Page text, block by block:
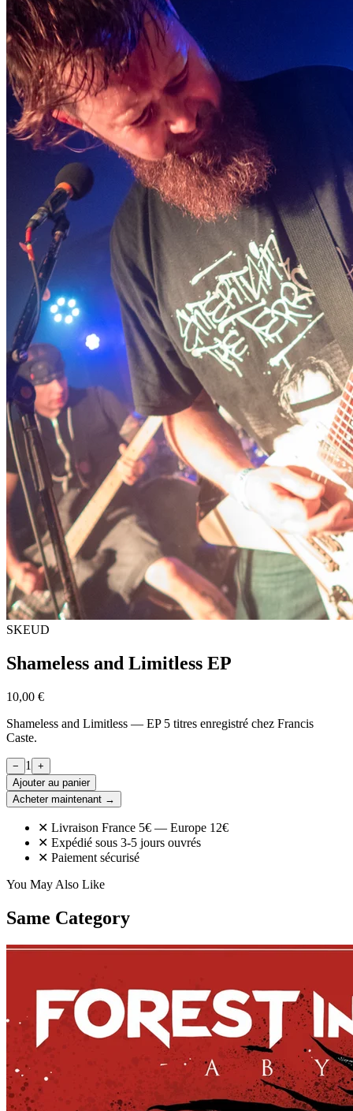
SKEUD
Shameless and Limitless EP
10,00 €
Shameless and Limitless — EP 5 titres enregistré chez Francis
Caste.
− 1
+
Ajouter au panier
Acheter maintenant →
✕ Livraison France 5€ — Europe 12€
✕ Expédié sous 3-5 jours ouvrés
✕ Paiement sécurisé
You May Also Like
Same Category